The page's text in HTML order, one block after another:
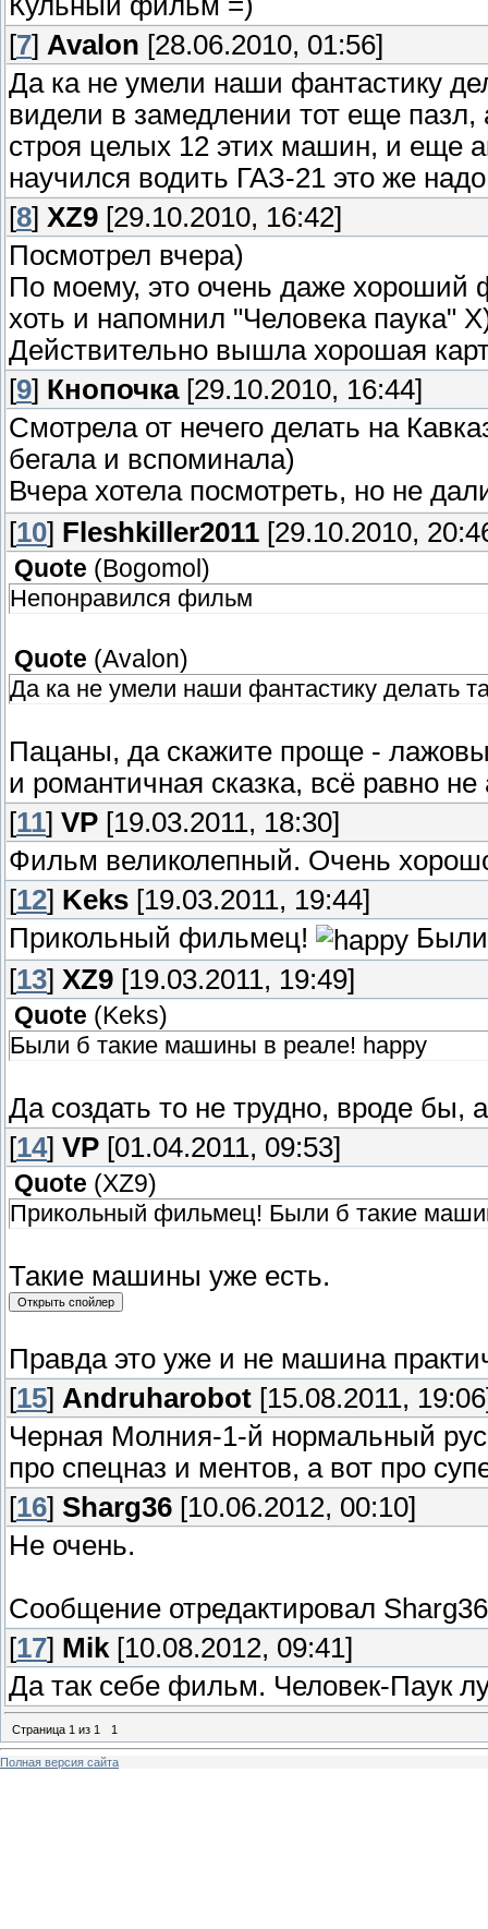
[7] Avalon [28.06.2010, 01:56]
Да ка не умели наши фантастику
видели в замедлении тот еще
строя целых 12 этих машин, и еще
научился водить ГАЗ-21 это же
[8] XZ9 [29.10.2010, 16:42]
Посмотрел вчера)
По моему, это очень даже
хоть и напомнил "Человека паука"
Действительно вышла хорошая
[9] Кнопочка[29.10.2010, 16:44]
Смотрела от нечего делать на
бегала и вспоминала)
Вчера хотела посмотреть, но не
[10] Fleshkiller2011 [29.10.2010,
Quote (Bogomol )
Непонравился фильм
Quote (Avalon)
Да ка не умели наши фантастику делать
Пацаны, да скажите проще -
и романтичная сказка, всё равно не
[11] VP [19.03.2011, 18:30]
Фильм великолепный. Очень
[12] Keks [19.03.2011, 19:44]
Прикольный фильмец!
[13] XZ9 [19.03.2011, 19:49]
Quote (Keks)
Были б такие машины в реале! happy
Да создать то не трудно, вроде бы,
[14] VP [01.04.2011, 09:53]
Quote (XZ9)
Прикольный фильмец! Были б такие
Такие машины уже есть.
Правда это уже и не машина
[15] Andruharobot [15.08.2011,
Черная Молния-1-й нормальный
про спецназ и ментов, а вот про
[16] Sharg36 [10.06.2012, 00:10]
Не очень.
Сообщение отредактировал Sharg36
[17] Mik [10.08.2012, 09:41]
Да так себе фильм. Человек-Паук
Страница 1 из 1 1
Полная версия сайта